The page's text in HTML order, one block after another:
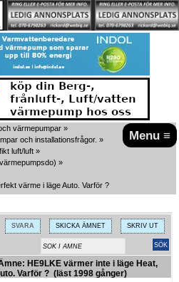
Menu ≡
värmepumpar »
och installationsfrågor. »
luft/luft »
) »
värme i läge Auto. Varför ?
SVARA SKICKA ÄMNET SKRIV UT
HE9LKE värmer inte i läge Heat,
Varför ? (läst 1998 gånger)